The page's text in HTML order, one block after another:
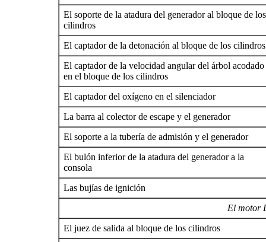
El soporte de la atadura del generador al bloque de los
cilindros
El captador de la detonación al bloque de los cilindros
El captador de la velocidad angular del árbol acodado
en el bloque de los cilindros
El captador del oxígeno en el silenciador
La barra al colector de escape y el generador
El soporte a la tubería de admisión y el generador
El bulón inferior de la atadura del generador a la
consola
Las bujías de ignición
El motor
El juez de salida al bloque de los cilindros